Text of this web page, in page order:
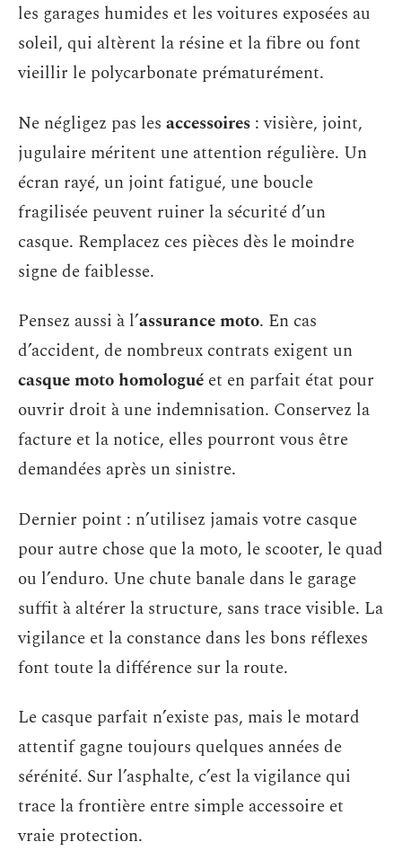
les garages humides et les voitures exposées au
soleil, qui altèrent la résine et la fibre ou font
vieillir le polycarbonate prématurément.
Ne négligez pas les accessoires : visière, joint,
jugulaire méritent une attention régulière. Un
écran rayé, un joint fatigué, une boucle
fragilisée peuvent ruiner la sécurité d’un
casque. Remplacez ces pièces dès le moindre
signe de faiblesse.
Pensez aussi à l’assurance moto. En cas
d’accident, de nombreux contrats exigent un
casque moto homologué et en parfait état pour
ouvrir droit à une indemnisation. Conservez la
facture et la notice, elles pourront vous être
demandées après un sinistre.
Dernier point : n’utilisez jamais votre casque
pour autre chose que la moto, le scooter, le quad
ou l’enduro. Une chute banale dans le garage
suffit à altérer la structure, sans trace visible. La
vigilance et la constance dans les bons réflexes
font toute la différence sur la route.
Le casque parfait n’existe pas, mais le motard
attentif gagne toujours quelques années de
sérénité. Sur l’asphalte, c’est la vigilance qui
trace la frontière entre simple accessoire et
vraie protection.